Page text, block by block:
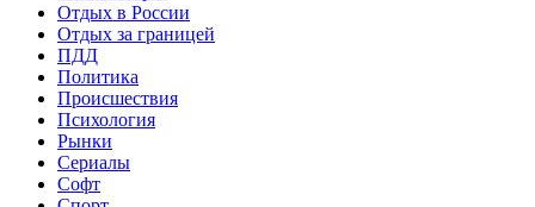
Отдых в России
Отдых за границей
ПДД
Политика
Происшествия
Психология
Рынки
Сериалы
Софт